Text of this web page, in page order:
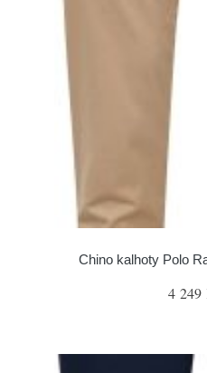
Chino kalhoty Polo
4 249